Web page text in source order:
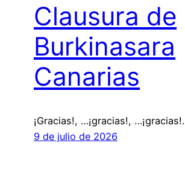
Clausura de
Burkinasara
Canarias
¡Gracias!, …¡gracias!, …¡gracias!.
9 de julio de 2026